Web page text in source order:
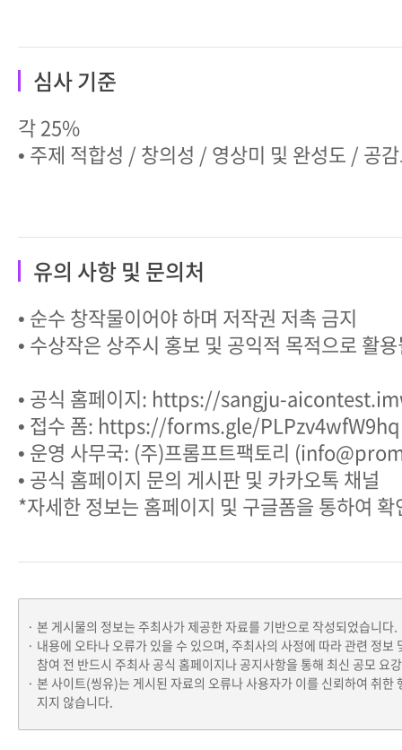
심사 기준
각 25%
• 주제 적합성 / 창의성 / 영상미 및 완성도 / 공
유의 사항 및 문의처
• 순수 창작물이어야 하며 저작권 저촉 금지
• 수상작은 상주시 홍보 및 공익적 목적으로 활
• 공식 홈페이지: https://sangju-
• 접수 폼: https://forms.gle/
• 운영 사무국: (주)프롬프트팩토리
• 공식 홈페이지 문의 게시판 및 카카오톡 채널
*자세한 정보는 홈페이지 및 구글폼을 통하여
본 게시물의 정보는 주최사가 제공한 자료를 기반으로 작성되었습니다.
내용에 오타나 오류가 있을 수 있으며, 주최사의 사정에 따라 관련 정보
참여 전 반드시 주최사 공식 홈페이지나 공지사항을 통해 최신 공모 요
본 사이트(씽유)는 게시된 자료의 오류나 사용자가 이를 신뢰하여 취한
지지 않습니다.